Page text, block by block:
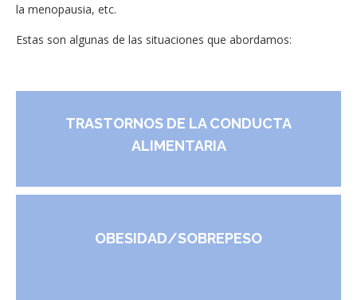
la menopausia, etc.
Estas son algunas de las situaciones que abordamos:
TRASTORNOS DE LA CONDUCTA
ALIMENTARIA
OBESIDAD/SOBREPESO